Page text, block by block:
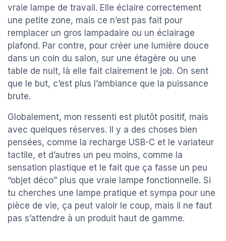
vraie lampe de travail. Elle éclaire correctement
une petite zone, mais ce n’est pas fait pour
remplacer un gros lampadaire ou un éclairage
plafond. Par contre, pour créer une lumière douce
dans un coin du salon, sur une étagère ou une
table de nuit, là elle fait clairement le job. On sent
que le but, c’est plus l’ambiance que la puissance
brute.
Globalement, mon ressenti est plutôt positif, mais
avec quelques réserves. Il y a des choses bien
pensées, comme la recharge USB-C et le variateur
tactile, et d’autres un peu moins, comme la
sensation plastique et le fait que ça fasse un peu
“objet déco” plus que vraie lampe fonctionnelle. Si
tu cherches une lampe pratique et sympa pour une
pièce de vie, ça peut valoir le coup, mais il ne faut
pas s’attendre à un produit haut de gamme.